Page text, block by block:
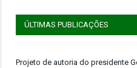
ÚLTIMAS PUBLICAÇÕES
Projeto de autoria do presidente